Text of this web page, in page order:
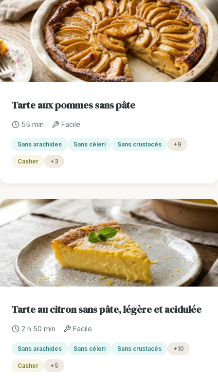
Tarte aux pommes sans pâte
55 min Facile
Sans arachides Sans céleri Sans crustacés +9
Casher +3
Tarte au citron sans pâte, légère et acidulée
2 h 50 min Facile
Sans arachides Sans céleri Sans crustacés +10
Casher +5